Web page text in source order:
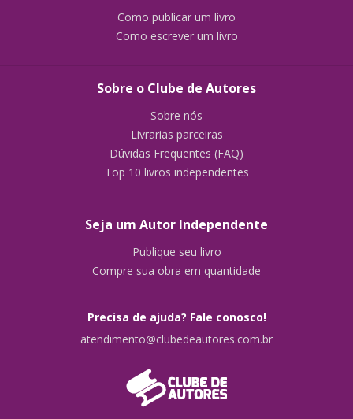
Como publicar um livro
Como escrever um livro
Sobre o Clube de Autores
Sobre nós
Livrarias parceiras
Dúvidas Frequentes (FAQ)
Top 10 livros independentes
Seja um Autor Independente
Publique seu livro
Compre sua obra em quantidade
Precisa de ajuda? Fale conosco!
atendimento@clubedeautores.com.br